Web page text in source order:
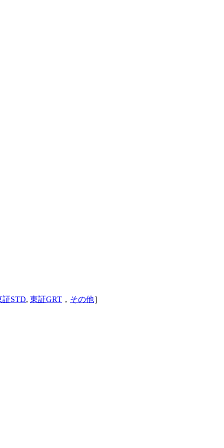
証STD, 東証GRT ， その他］